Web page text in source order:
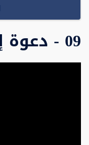
09 - دعوة إلى التسامح